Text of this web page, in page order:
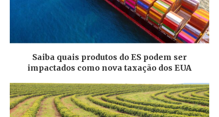
Saiba quais produtos do ES podem ser
impactados como nova taxação dos EUA